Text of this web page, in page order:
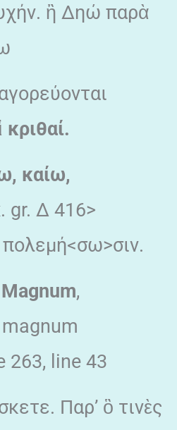
ἢ Δηώ παρὰ
καίω,
gr. Δ 416>
,
263, line 43
Παρ’ ὃ τινὲς